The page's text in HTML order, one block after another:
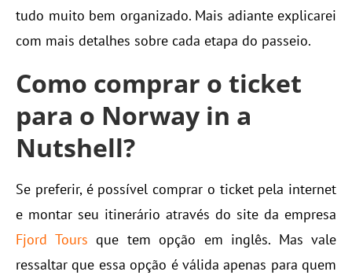
tudo muito bem organizado. Mais adiante explicarei
com mais detalhes sobre cada etapa do passeio.
Como comprar o ticket
para o Norway in a
Nutshell?
Se preferir, é possível comprar o ticket pela internet
e montar seu itinerário através do site da empresa
Fjord Tours que tem opção em inglês. Mas vale
ressaltar que essa opção é válida apenas para quem